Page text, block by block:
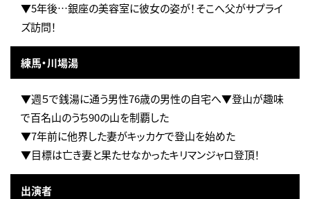
▼5年後…銀座の美容室に彼女の姿が！そこへ父がサプライ
ズ訪問！
練馬・川場湯
▼週５で銭湯に通う男性76歳の男性の自宅へ▼登山が趣味
で百名山のうち90の山を制覇した
▼7年前に他界した妻がキッカケで登山を始めた
▼目標は亡き妻と果たせなかったキリマンジャロ登頂！
出演者